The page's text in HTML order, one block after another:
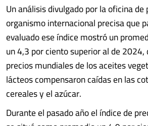
Un análisis divulgado por la oficina de
organismo internacional precisa que
evaluado ese índice mostró un
un 4,3 por ciento superior al de 2024,
precios mundiales de los aceites
lácteos compensaron caídas en las
cereales y el azúcar.
Durante el pasado año el índice de